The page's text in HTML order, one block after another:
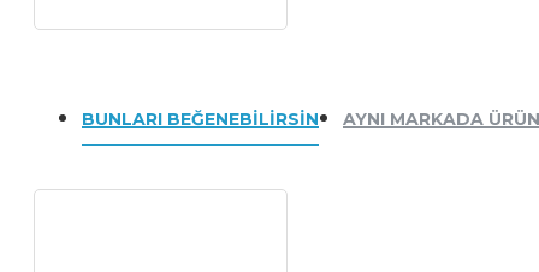
BUNLARI BEĞENEBILIRSIN AYNI MARKADA